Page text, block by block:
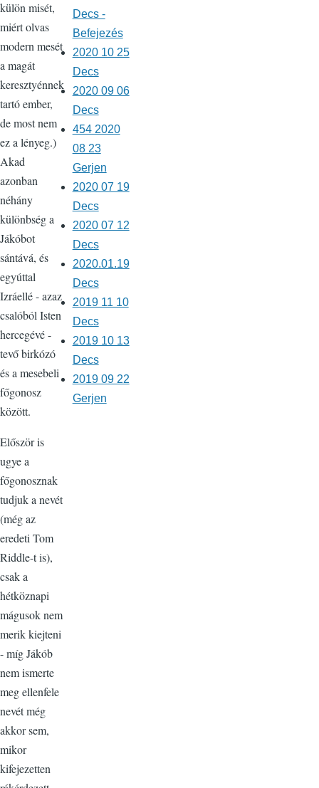
külön misét,
miért olvas
modern mesét
a magát
keresztyénnek
tartó ember,
de most nem
ez a lényeg.)
Akad
azonban
néhány
különbség a
Jákóbot
sántává, és
egyúttal
Izráellé - azaz
csalóból Isten
hercegévé -
tevő birkózó
és a mesebeli
főgonosz
között.
Először is
ugye a
főgonosznak
tudjuk a nevét
(még az
eredeti Tom
Riddle-t is),
csak a
hétköznapi
mágusok nem
merik kiejteni
- míg Jákób
nem ismerte
meg ellenfele
nevét még
akkor sem,
mikor
kifejezetten
Decs -
Befejezés
2020 10 25
Decs
2020 09 06
Decs
454 2020
08 23
Gerjen
2020 07 19
Decs
2020 07 12
Decs
2020.01.19
Decs
2019 11 10
Decs
2019 10 13
Decs
2019 09 22
Gerjen